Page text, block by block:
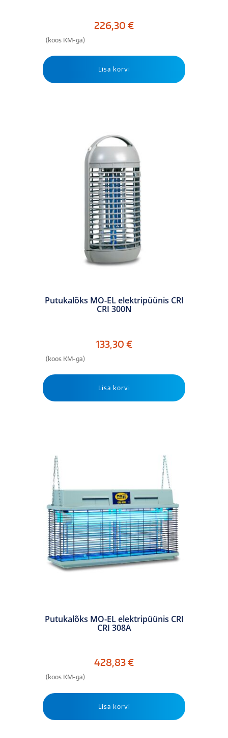
226,30 €
(koos KM-ga)
Lisa korvi
Putukalõks MO-EL elektripüünis CRI
CRI 300N
133,30 €
(koos KM-ga)
Lisa korvi
Putukalõks MO-EL elektripüünis CRI
CRI 308A
428,83€
(koos KM-ga)
Lisa korvi